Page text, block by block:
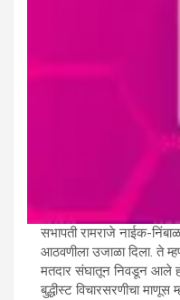
मुंबई, दि. २२ :
नामदेव
सभापती रामराजे नाईक-
आठवणीला उजाळा दिला. ते
मतदार संघातून निवडून आले
बुद्धीस्ट विचारसरणीचा